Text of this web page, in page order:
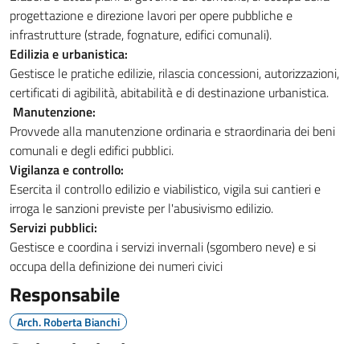
progettazione e direzione lavori per opere pubbliche e
infrastrutture (strade, fognature, edifici comunali).
Edilizia e urbanistica:
Gestisce le pratiche edilizie, rilascia concessioni, autorizzazioni,
certificati di agibilità, abitabilità e di destinazione urbanistica.
Manutenzione:
Provvede alla manutenzione ordinaria e straordinaria dei beni
comunali e degli edifici pubblici.
Vigilanza e controllo:
Esercita il controllo edilizio e viabilistico, vigila sui cantieri e
irroga le sanzioni previste per l'abusivismo edilizio.
Servizi pubblici:
Gestisce e coordina i servizi invernali (sgombero neve) e si
occupa della definizione dei numeri civici
Responsabile
Arch. Roberta Bianchi